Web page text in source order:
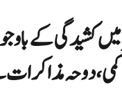
کشیدگی کے
دوحہ